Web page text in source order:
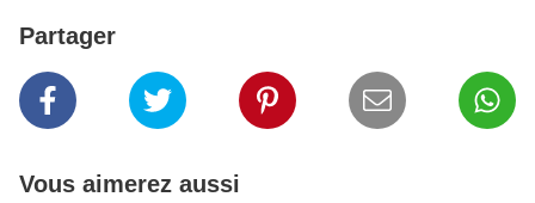
Partager
Vous aimerez aussi